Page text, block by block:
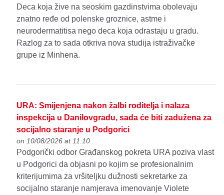
Deca koja žive na seoskim gazdinstvima obolevaju
znatno ređe od polenske groznice, astme i
neurodermatitisa nego deca koja odrastaju u gradu.
Razlog za to sada otkriva nova studija istraživačke
grupe iz Minhena.
URA: Smijenjena nakon žalbi roditelja i nalaza
inspekcija u Danilovgradu, sada će biti zadužena za
socijalno staranje u Podgorici
on 10/08/2026 at 11:10
Podgorički odbor Građanskog pokreta URA poziva vlast
u Podgorici da objasni po kojim se profesionalnim
kriterijumima za vršiteljku dužnosti sekretarke za
socijalno staranje namjerava imenovanje Violete